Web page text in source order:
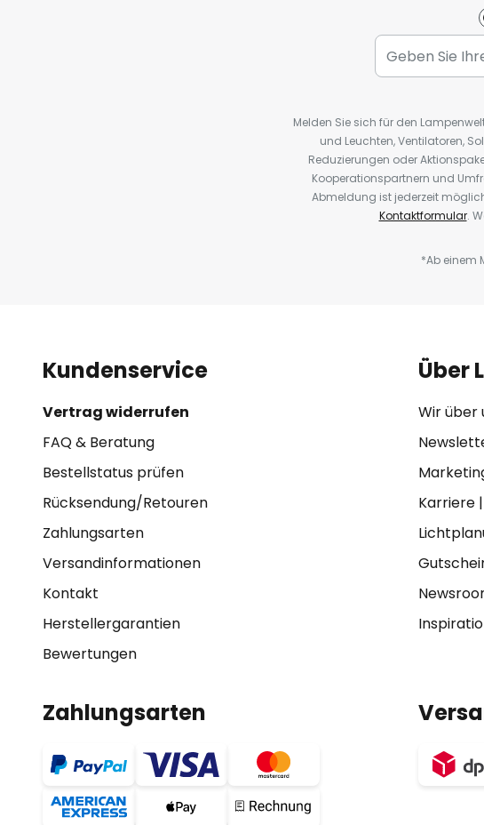
Melden Sie sich für den
und Leuchten, Ventilatoren,
Reduzierungen oder
Kooperationspartnern und
Abmeldung ist jederzeit
Kontaktformular.
*Ab einem
Kundenservice
Vertrag widerrufen
FAQ & Beratung
Bestellstatus prüfen
Rücksendung/Retouren
Zahlungsarten
Versandinformationen
Kontakt
Herstellergarantien
Bewertungen
Über
Wir über
Karriere|
Zahlungsarten